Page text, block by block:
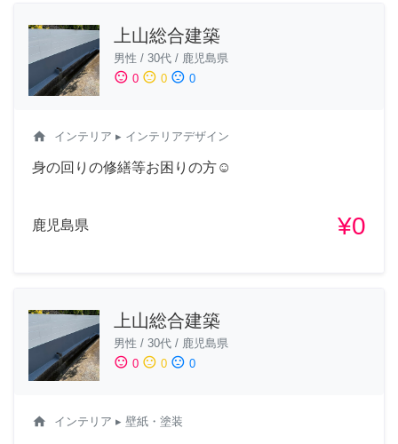
上山総合建築
男性 / 30代 / 鹿児島県
sentiment_satisfied 0 sentiment_neutral 0 sentiment_dissatisfied 0
home インテリア ▸ インテリアデザイン
身の回りの修繕等お困りの方☺️
鹿児島県 ¥0
上山総合建築
男性 / 30代 / 鹿児島県
sentiment_satisfied 0 sentiment_neutral 0 sentiment_dissatisfied 0
home インテリア ▸ 壁紙・塗装